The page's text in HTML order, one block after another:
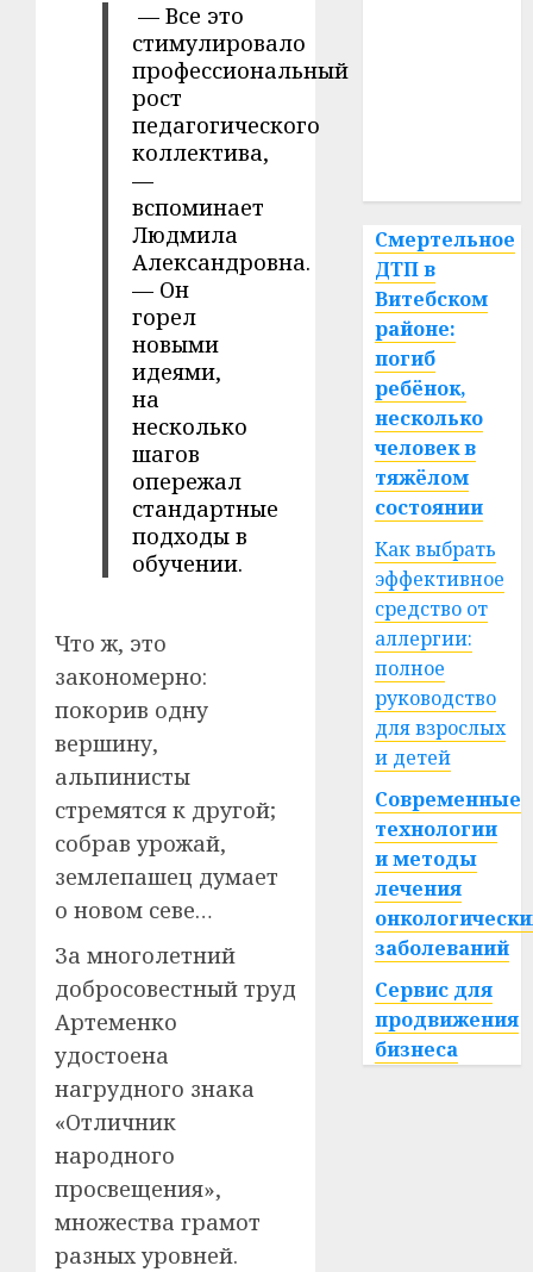
— Все это
стимулировало
профессиональный
рост
педагогического
коллектива,
—
вспоминает
Людмила
Александровна.
— Он
горел
новыми
идеями,
на
несколько
шагов
опережал
стандартные
подходы в
обучении.
Что ж, это
закономерно:
покорив одну
вершину,
альпинисты
стремятся к другой;
собрав урожай,
землепашец думает
о новом севе…
За многолетний
добросовестный труд
Артеменко
удостоена
нагрудного знака
«Отличник
народного
просвещения»,
множества грамот
разных уровней.
Смертельное
ДТП в
Витебском
районе:
погиб
ребёнок,
несколько
человек в
тяжёлом
состоянии
Как выбрать
эффективное
средство от
аллергии:
полное
руководство
для взрослых
и детей
Современные
технологии
и методы
лечения
заболеваний
Сервис для
продвижения
бизнеса